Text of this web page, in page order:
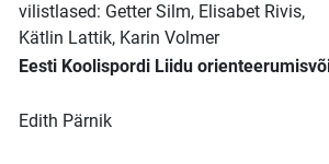
vilistlased: Getter Silm, Elisabet Rivis,
Kätlin Lattik, Karin Volmer
Eesti Koolispordi Liidu
Edith Pärnik